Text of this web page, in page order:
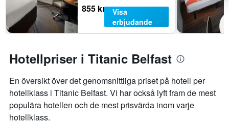
855 kr
Visa
erbjudande
Hotellpriser i Titanic Belfast
En översikt över det genomsnittliga priset på hotell per
hotellklass i Titanic Belfast. Vi har också lyft fram de mest
populära hotellen och de mest prisvärda inom varje
hotellklass.